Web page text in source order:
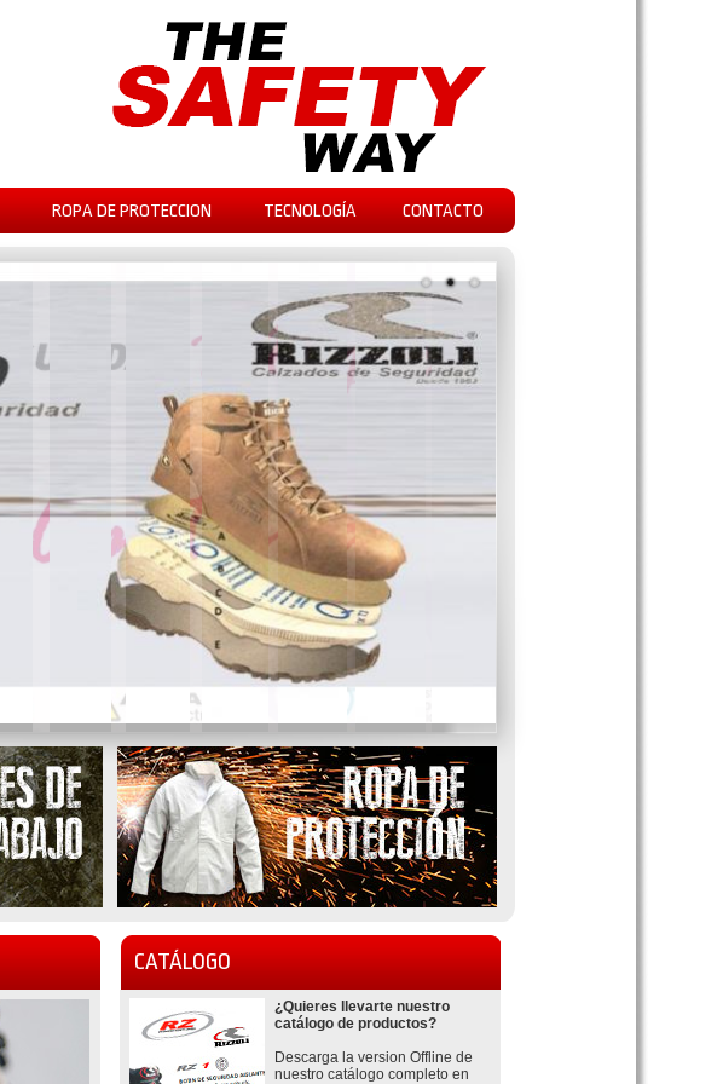
ROPA DE PROTECCION TECNOLOGÍA CONTACTO
CATÁLOGO
¿Quieres llevarte nuestro
catálogo de productos?
Descarga la version Offline de
nuestro catálogo completo en